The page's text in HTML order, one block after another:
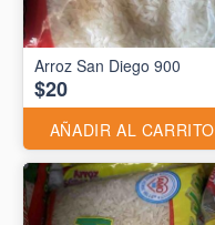
Arroz San Diego 900
$20
AÑADIR AL CARRITO